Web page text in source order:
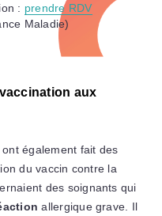
: prendre RDV
Maladie)
aux
ont également fait des
du vaccin contre la
des soignants qui
allergique grave. Il